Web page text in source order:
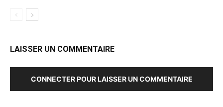
LAISSER UN COMMENTAIRE
CONNECTER POUR LAISSER UN COMMENTAIRE